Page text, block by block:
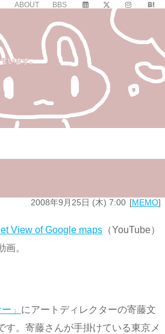
ABOUT BBS
います。
2008年9月25日 (木) 7:00 MEMO
View of Google maps （YouTube）
。
」 にアートディレクターの寄藤文
す。寄藤さんが手掛けている東京メ